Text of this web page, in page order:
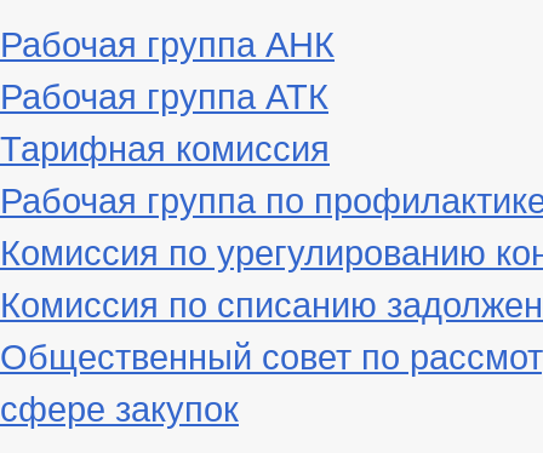
Рабочая группа АНК
Рабочая группа АТК
Тарифная комиссия
Рабочая группа по
Комиссия по урегулированию
Комиссия по списанию
Общественный совет по
сфере закупок